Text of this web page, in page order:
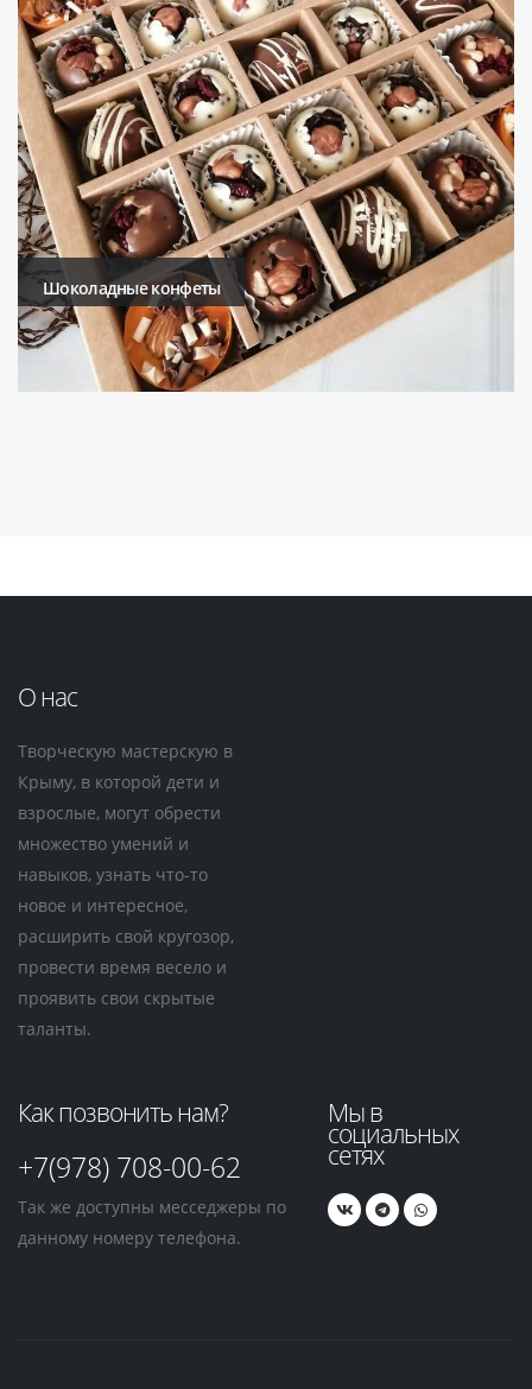
Шоколадные конфеты
О нас
Творческую мастерскую в
Крыму, в которой дети и
взрослые, могут обрести
множество умений и
навыков, узнать что-то
новое и интересное,
расширить свой кругозор,
провести время весело и
проявить свои скрытые
таланты.
Как позвонить нам?
+7(978) 708-00-62
Так же доступны месседжеры по
данному номеру телефона.
Мы в
социальных
сетях